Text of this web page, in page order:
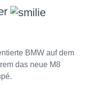
BMW auf dem
das neue M8